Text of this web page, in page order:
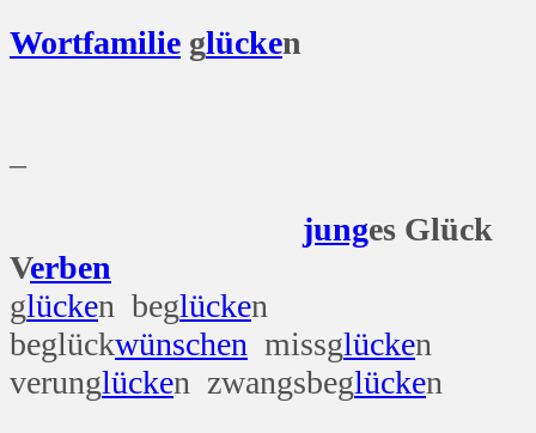
Wortfamilie glücken
junges Glück
Verben
glücken beglücken
beglückwünschen missglücken
verunglücken zwangsbeglücken